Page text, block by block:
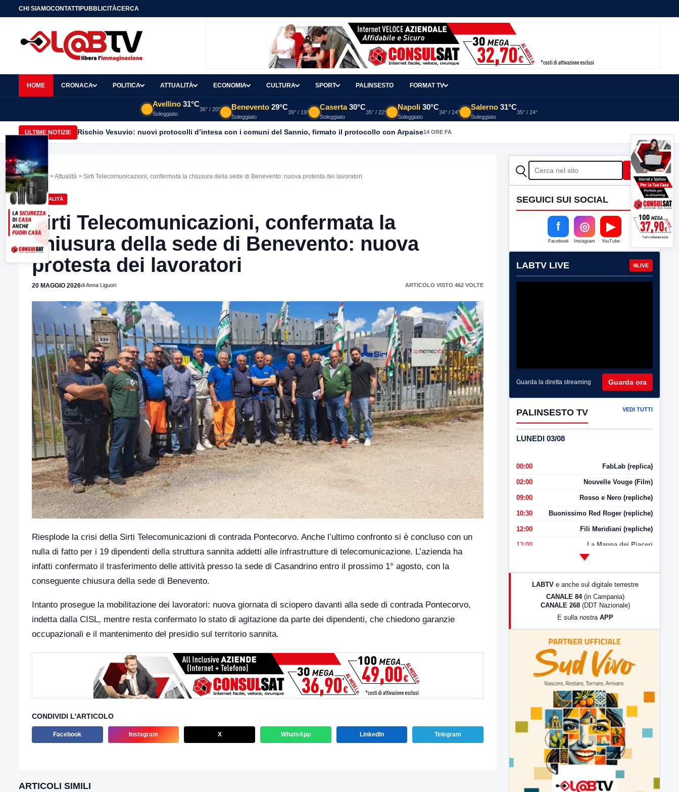
CHI SIAMOCONTATTIPUBBLICITÀCERCA
HOME CRONACA POLITICA ATTUALITÀ ECONOMIA CULTURA SPORT PALINSESTO FORMAT TV
Avellino 31°C
Soleggiato
36° / 20° Benevento 29°C
Soleggiato
39° / 19°
Caserta 30°C
Soleggiato
35° / 22°
Napoli 30°C
Soleggiato
34° / 24°
Salerno 31°C
Soleggiato
35° / 24°
ULTIME NOTIZIE Rischio Vesuvio: nuovi protocolli d’intesa con i comuni del Sannio, firmato il protocollo con Arpaise14 ORE FA
Home >Attualità > Sirti Telecomunicazioni, confermata la chiusura della sede di Benevento: nuova protesta dei lavoratori
ATTUALITÀ
Sirti Telecomunicazioni, confermata la
chiusura della sede di Benevento: nuova
protesta dei lavoratori
20 MAGGIO 2026di Anna Liguori ARTICOLO VISTO 462 VOLTE
Riesplode la crisi della Sirti Telecomunicazioni di contrada Pontecorvo. Anche l’ultimo confronto si è concluso con un
nulla di fatto per i 19 dipendenti della struttura sannita addetti alle infrastrutture di telecomunicazione. L’azienda ha
infatti confermato il trasferimento delle attività presso la sede di Casandrino entro il prossimo 1° agosto, con la
conseguente chiusura della sede di Benevento.
Intanto prosegue la mobilitazione dei lavoratori: nuova giornata di sciopero davanti alla sede di contrada Pontecorvo,
indetta dalla CISL, mentre resta confermato lo stato di agitazione da parte dei dipendenti, che chiedono garanzie
occupazionali e il mantenimento del presidio sul territorio sannita.
CONDIVIDI L'ARTICOLO
Facebook Instagram X WhatsApp LinkedIn Telegram
ARTICOLI SIMILI
CERCA Cerca
SEGUICI SUI SOCIAL
f
Facebook
◎
Instagram
▶
YouTube
LABTV LIVE LIVE
Guarda la diretta streaming Guarda ora
PALINSESTO TV VEDI TUTTI
LUNEDI 03/08
00:00 FabLab (replica)
02:00 Nouvelle Vouge (Film)
09:00 Rosso e Nero (repliche)
10:30 Buonissimo Red Roger (repliche)
12:00 Fili Meridiani (repliche)
13:00 La Mappa dei Piaceri
LabNews (Diretta)
LabNews (replica)
LABTV e anche sul digitale terrestre
CANALE 84 (in Campania)
CANALE 268 (DDT Nazionale)
E sulla nostra APP